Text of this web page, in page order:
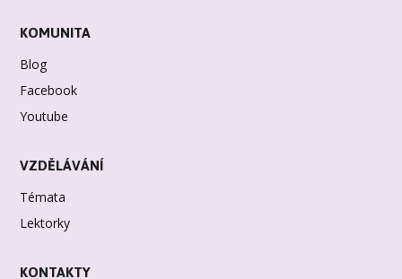
KOMUNITA
Blog
Facebook
Youtube
VZDĚLÁVÁNÍ
Témata
Lektorky
KONTAKTY